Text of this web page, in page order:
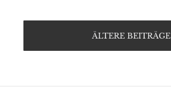
ÄLTERE BEITRÄGE